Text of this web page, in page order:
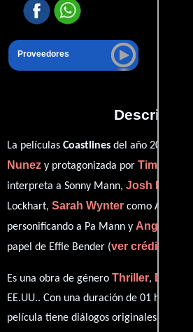
Proveedores
Descripción
La películas Coastlines del año 2002,
Nunez y protagonizada por Timothy
interpreta a Sonny Mann, Josh Brolin
Lockhart, Sarah Wynter como Ann
personificando a Pa Mann y Angela
papel de Effie Bender (ver créditos
Es una obra de género Thriller, Drama
EE.UU.. Con una duración de 01 hr 50
película tiene diálogos originales en